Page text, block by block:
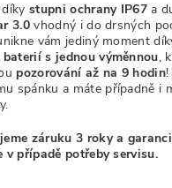
stupni ochrany IP67 a
3.0 vhodný i do drsných
vám jediný moment
s jednou výměnnou,
pozorování až na 9 hodin
spánku a máte případně i
záruku 3 roky a
případě potřeby servisu.